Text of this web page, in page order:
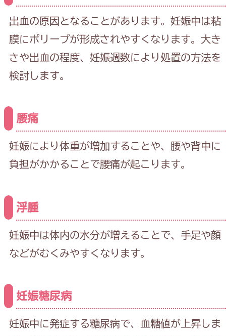
出血の原因となることがあります。妊娠中は粘
膜にポリープが形成されやすくなります。大き
さや出血の程度、妊娠週数により処置の方法を
検討します。
腰痛
妊娠により体重が増加することや、腰や背中に
負担がかかることで腰痛が起こります。
浮腫
妊娠中は体内の水分が増えることで、手足や顔
などがむくみやすくなります。
妊娠糖尿病
妊娠中に発症する糖尿病で、血糖値が上昇しま